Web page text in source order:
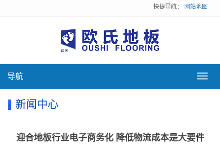
快捷导航： 网站地图
导
导航
新闻中心
迎合地板行业电子商务化 降低物流成本是大要件